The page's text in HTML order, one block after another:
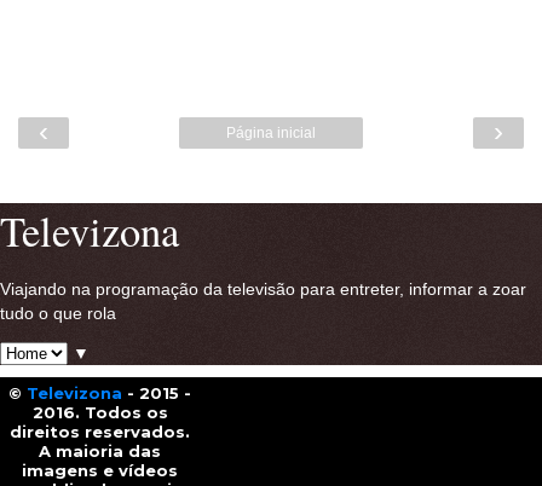
‹ ›
Página inicial
Televizona
Viajando na programação da televisão para entreter, informar a zoar
tudo o que rola
▼
© Televizona - 2015 -
2016. Todos os
direitos reservados.
A maioria das
imagens e vídeos